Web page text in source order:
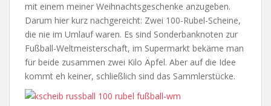
mit einem meiner Weihnachtsgeschenke anzugeben.
Darum hier kurz nachgereicht: Zwei 100-Rubel-Scheine,
die nie im Umlauf waren. Es sind Sonderbanknoten zur
Fußball-Weltmeisterschaft, im Supermarkt bekäme man
für beide zusammen zwei Kilo Äpfel. Aber auf die Idee
kommt eh keiner, schließlich sind das Sammlerstücke.